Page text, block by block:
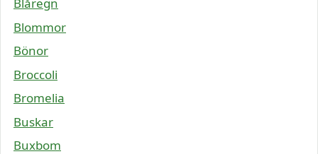
Blommor
Bönor
Broccoli
Bromelia
Buskar
Buxbom